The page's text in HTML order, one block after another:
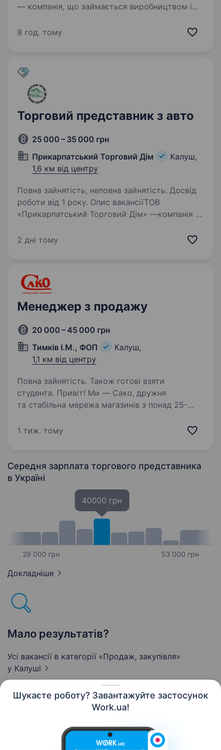
Шукаєте роботу? Завантажуйте застосунок
Work.ua!
— компанія, що займається виробництвом і
торгових марок: ТМ «Aznauri», ТМ «Sikvaruli»,
8 год. тому
Торговий представник з авто
25 000 – 35 000 грн
Прикарпатський Торговий Дім
Калуш,
1,6 км від центру
Повна зайнятість, неповна зайнятість. Досвід
роботи від 1 року. Опис вакансіїТОВ
«Прикарпатський Торговий Дім» —компанія —
на ринку. Найбільша дистрибуційна компанія
2 дні тому
Менеджер з продажу
20 000 – 45 000 грн
Тимків І.М., ФОП
Калуш,
1,1 км від центру
Повна зайнятість. Також готові взяти
студента. Привіт! Ми — Сако, дружня
та стабільна мережа магазинів з понад 25-
радість і унікальні емоції через якісний друк
1 тиж. тому
Середня зарплата торгового представника
в Україні
29 000 грн
40000 грн
53 000 грн
Докладніше
Мало результатів?
Усі вакансії в категорії «Продаж, закупівля»
у Калуші